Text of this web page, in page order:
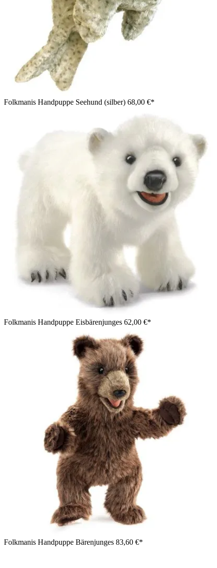
Folkmanis Handpuppe Seehund (silber) 68,00 €*
Folkmanis Handpuppe Eisbärenjunges 62,00 €*
Folkmanis Handpuppe Bärenjunges 83,60 €*